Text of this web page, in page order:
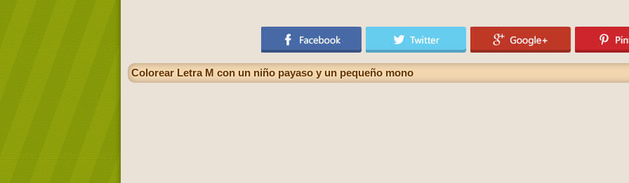
Colorear Letra M con un niño payaso y un pequeño mono